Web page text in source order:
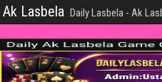
Ak Lasbela Daily Lasbela - Ak